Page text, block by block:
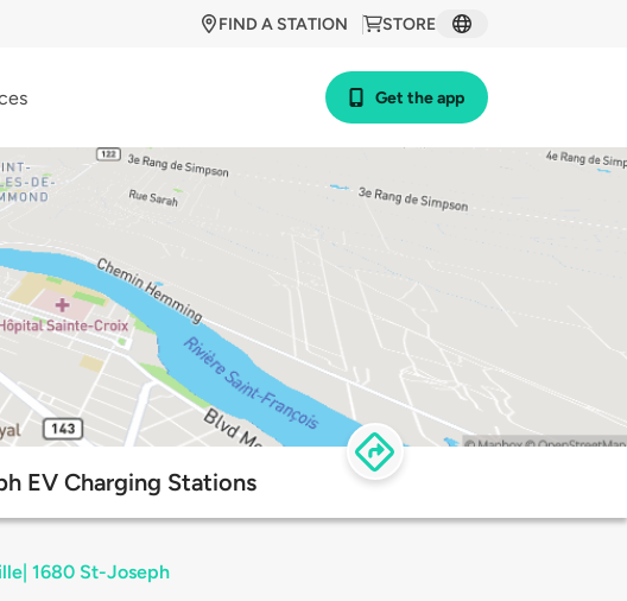
STORE
FIND A STATION
Get the app
EV Charging Stations
1680 St-Joseph